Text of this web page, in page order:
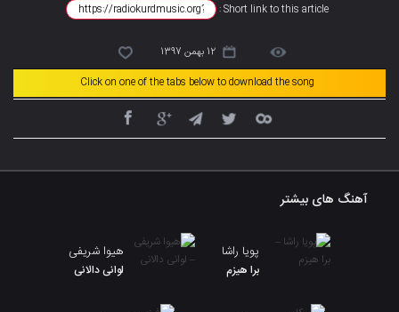
Short link to this article :
12 بهمن 1397
Click on one of the tabs below to download the song
آهنگ های بیشتر
پویا راشا
برا هیزم
هیوا شریفی
لوانی دالانی